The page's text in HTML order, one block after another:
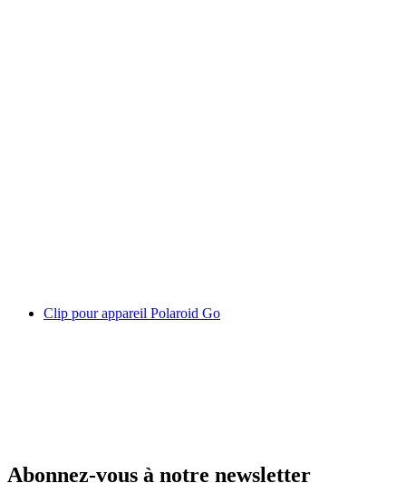
Clip pour appareil Polaroid Go
Abonnez-vous à notre newsletter